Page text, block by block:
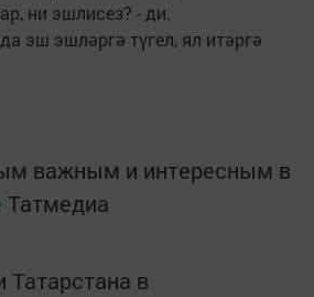
ни эшлисез? - ди.
эш эшләргә түгел, ял итәргә
важным и интересным в
Татмедиа
Татарстана в